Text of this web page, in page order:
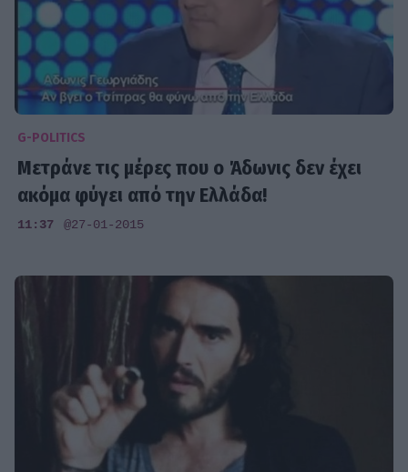
G-POLITICS
Μετράνε τις μέρες που ο Άδωνις δεν έχει
ακόμα φύγει από την Ελλάδα!
11:37 @27-01-2015